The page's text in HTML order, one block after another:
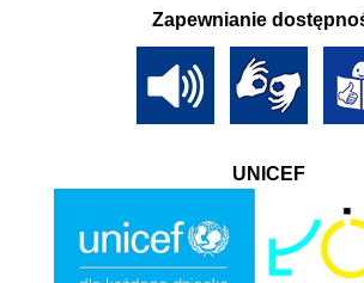
Zapewnianie
UNICEF